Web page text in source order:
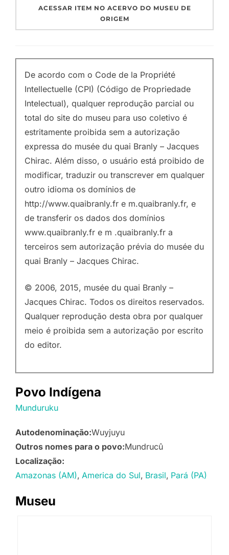
ACESSAR ITEM NO ACERVO DO MUSEU DE
ORIGEM
De acordo com o Code de la Propriété
Intellectuelle (CPI) (Código de Propriedade
Intelectual), qualquer reprodução parcial ou
total do site do museu para uso coletivo é
estritamente proibida sem a autorização
expressa do musée du quai Branly – Jacques
Chirac. Além disso, o usuário está proibido de
modificar, traduzir ou transcrever em qualquer
outro idioma os domínios de
http://www.quaibranly.fr e m.quaibranly.fr, e
de transferir os dados dos domínios
www.quaibranly.fr e m .quaibranly.fr a
terceiros sem autorização prévia do musée du
quai Branly – Jacques Chirac.
© 2006, 2015, musée du quai Branly –
Jacques Chirac. Todos os direitos reservados.
Qualquer reprodução desta obra por qualquer
meio é proibida sem a autorização por escrito
do editor.
Povo Indígena
Munduruku
Autodenominação:Wuyjuyu
Outros nomes para o povo:Mundrucû
Localização:
Amazonas (AM) America do Sul Brasil Pará (PA)
Museu